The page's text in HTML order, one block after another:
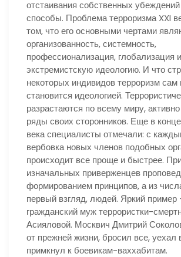
отстаивания собственных
способы. Проблема терроризма XXI
том, что его основными чертами
организованность, системность,
профессионализация, глобализация
экстремистскую идеологию. И что
некоторых индивидов терроризм сам
становится идеологией.
разрастаются по всему миру,
ряды своих сторонников. Еще в
века специалисты отмечали: с
вербовка новых членов подобных
происходит все проще и быстрее.
изначальных приверженцев
формированием принципов, а из
первый взгляд, людей. Яркий пример
гражданский муж террористки-
Асияловой. Москвич Дмитрий
от прежней жизни, бросил все, уехал
примкнул к боевикам-ваххабитам.